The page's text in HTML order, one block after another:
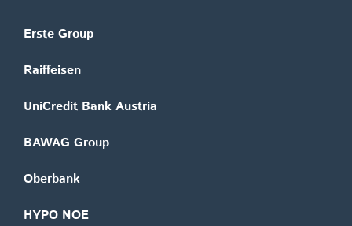
Erste Group
Raiffeisen
UniCredit Bank Austria
BAWAG Group
Oberbank
HYPO NOE